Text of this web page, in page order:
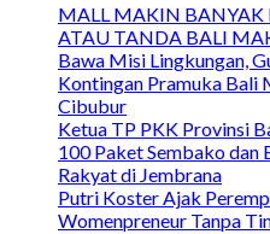
MALL MAKIN BANYAK
ATAU TANDA BALI
Bawa Misi Lingkungan,
Kontingan Pramuka Bali
Cibubur
Ketua TP PKK Provinsi
100 Paket Sembako dan
Rakyat di Jembrana
Putri Koster Ajak
Womenpreneur Tanpa